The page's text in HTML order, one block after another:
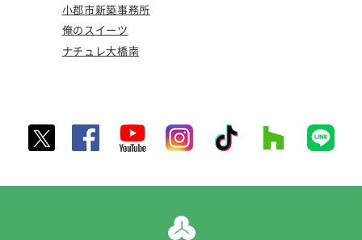
小郡市新築事務所
俺のスイーツ
ナチュレ大橋南